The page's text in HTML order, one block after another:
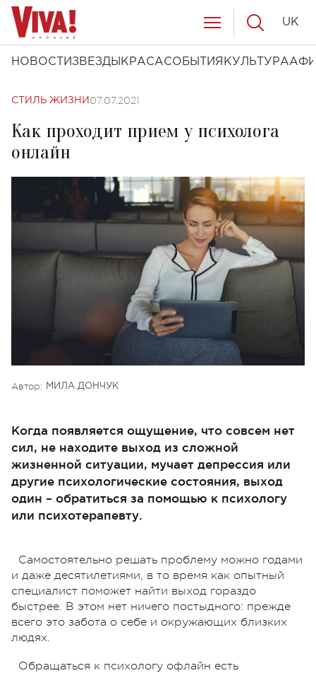
НОВОСТИ ЗВЕЗДЫ КРАСАСОБЫТИЯ КУЛЬТУРА
UK
СТИЛЬ ЖИЗНИ 07.07.2021
Как проходит прием у психолога
онлайн
Автор: МИЛА ДОНЧУК
Когда появляется ощущение, что совсем нет
сил, не находите выход из сложной
жизненной ситуации, мучает депрессия или
другие психологические состояния, выход
один – обратиться за помощью к психологу
или психотерапевту.
Самостоятельно решать проблему можно годами
и даже десятилетиями, в то время как опытный
специалист поможет найти выход гораздо
быстрее. В этом нет ничего постыдного: прежде
всего это забота о себе и окружающих близких
людях.
Обращаться к психологу офлайн есть